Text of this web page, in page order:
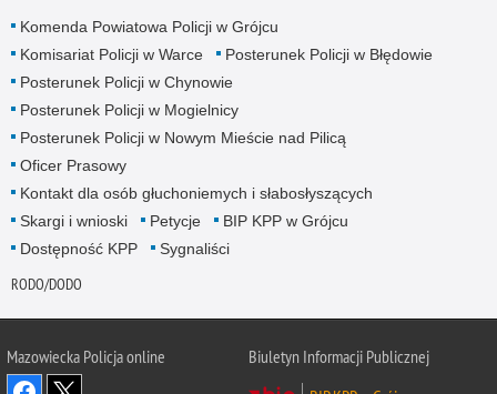
Komenda Powiatowa Policji w Grójcu
Komisariat Policji w Warce
Posterunek Policji w Błędowie
Posterunek Policji w Chynowie
Posterunek Policji w Mogielnicy
Posterunek Policji w Nowym Mieście nad Pilicą
Oficer Prasowy
Kontakt dla osób głuchoniemych i słabosłyszących
Skargi i wnioski
Petycje
BIP KPP w Grójcu
Dostępność KPP
Sygnaliści
RODO/DODO
Mazowiecka Policja online
Biuletyn Informacji Publicznej